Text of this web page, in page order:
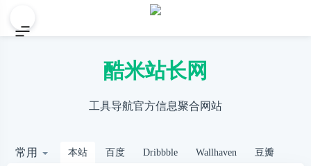
酷米站长网
工具导航官方信息聚合网站
常用 本站 百度 Dribbble Wallhaven 豆瓣